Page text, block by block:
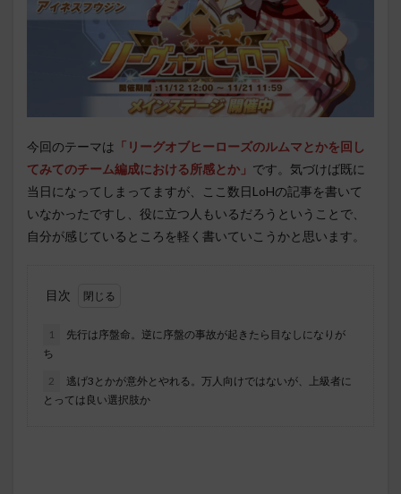
今回のテーマは 「リーグオブヒーローズのルムマとかを回し
てみてのチーム編成における所感とか」 です。気づけば既に
当日になってしまってますが、ここ数日LoHの記事を書いて
いなかったですし、役に立つ人もいるだろうということで、
自分が感じているところを軽く書いていこうかと思います。
目次
1
先行は序盤命。逆に序盤の事故が起きたら目なしになりが
ち
2
逃げ3とかが意外とやれる。万人向けではないが、上級者に
とっては良い選択肢か